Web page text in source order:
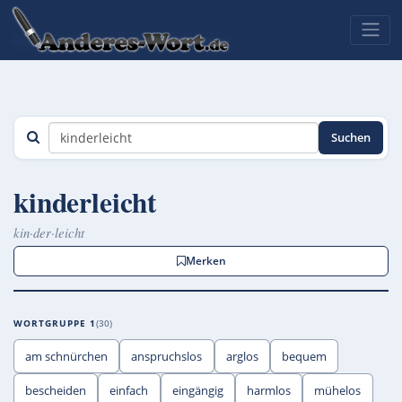
Suchen
kinderleicht
kin·der·leicht
Merken
WORTGRUPPE 1 30
am schnürchen anspruchslos arglos bequem
bescheiden einfach eingängig harmlos mühelos